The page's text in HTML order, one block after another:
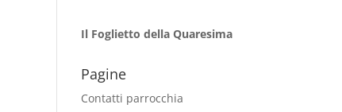
Il Foglietto della Quaresima
Pagine
Contatti parrocchia